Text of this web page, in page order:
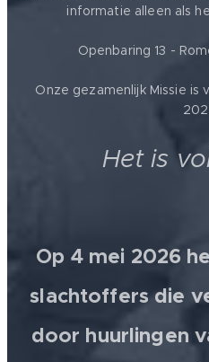
informatie alleen als
Openbaring 13 -
Onze gezamenlijk Missie is
Het is
Op 4 mei 2026
slachtoffers die
door huurlingen